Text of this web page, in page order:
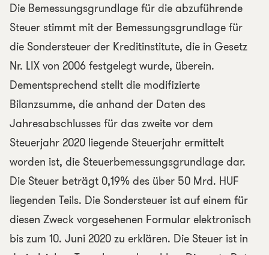
Die Bemessungsgrundlage für die abzuführende
Steuer stimmt mit der Bemessungsgrundlage für
die Sondersteuer der Kreditinstitute, die in Gesetz
Nr. LIX von 2006 festgelegt wurde, überein.
Dementsprechend stellt die modifizierte
Bilanzsumme, die anhand der Daten des
Jahresabschlusses für das zweite vor dem
Steuerjahr 2020 liegende Steuerjahr ermittelt
worden ist, die Steuerbemessungsgrundlage dar.
Die Steuer beträgt 0,19% des über 50 Mrd. HUF
liegenden Teils. Die Sondersteuer ist auf einem für
diesen Zweck vorgesehenen Formular elektronisch
bis zum 10. Juni 2020 zu erklären. Die Steuer ist in